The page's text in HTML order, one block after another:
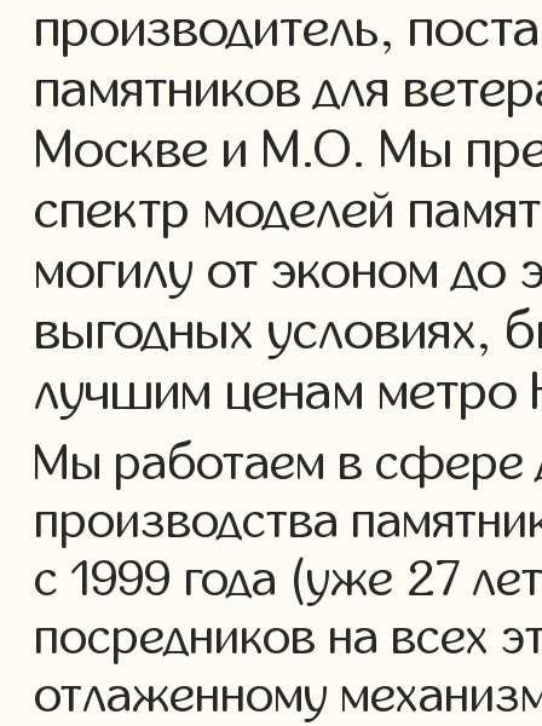
производитель,
памятников для
Москве и М.О. Мы
спектр моделей
могилу от эконом до
выгодных условиях,
лучшим ценам метро
Мы работаем в сфере
производства
с 1999 года (уже 27
посредников на всех
отлаженному